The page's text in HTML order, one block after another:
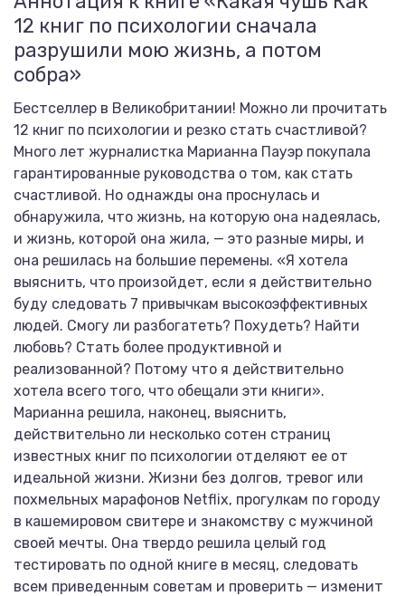
12 книг по психологии сначала
разрушили мою жизнь, а потом
собра»
Бестселлер в Великобритании! Можно ли прочитать
12 книг по психологии и резко стать счастливой?
Много лет журналистка Марианна Пауэр покупала
гарантированные руководства о том, как стать
счастливой. Но однажды она проснулась и
обнаружила, что жизнь, на которую она надеялась,
и жизнь, которой она жила, — это разные миры, и
она решилась на большие перемены. «Я хотела
выяснить, что произойдет, если я действительно
буду следовать 7 привычкам высокоэффективных
людей. Смогу ли разбогатеть? Похудеть? Найти
любовь? Стать более продуктивной и
реализованной? Потому что я действительно
хотела всего того, что обещали эти книги».
Марианна решила, наконец, выяснить,
действительно ли несколько сотен страниц
известных книг по психологии отделяют ее от
идеальной жизни. Жизни без долгов, тревог или
похмельных марафонов Netflix, прогулкам по городу
в кашемировом свитере и знакомству с мужчиной
своей мечты. Она твердо решила целый год
тестировать по одной книге в месяц, следовать
всем приведенным советам и проверить — изменит